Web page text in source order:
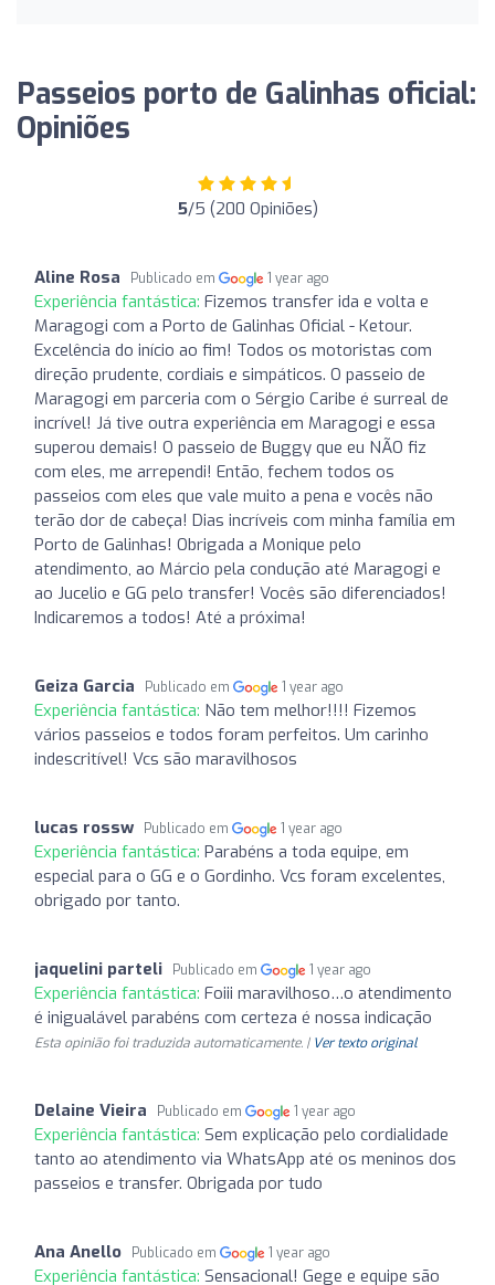
Passeios porto de Galinhas oficial:
Opiniões
5/5 (200 Opiniões)
Aline Rosa Publicado em 1 year ago
Experiência fantástica: Fizemos transfer ida e volta e
Maragogi com a Porto de Galinhas Oficial - Ketour.
Excelência do início ao fim! Todos os motoristas com
direção prudente, cordiais e simpáticos. O passeio de
Maragogi em parceria com o Sérgio Caribe é surreal de
incrível! Já tive outra experiência em Maragogi e essa
superou demais! O passeio de Buggy que eu NÃO fiz
com eles, me arrependi! Então, fechem todos os
passeios com eles que vale muito a pena e vocês não
terão dor de cabeça! Dias incríveis com minha família em
Porto de Galinhas! Obrigada a Monique pelo
atendimento, ao Márcio pela condução até Maragogi e
ao Jucelio e GG pelo transfer! Vocês são diferenciados!
Indicaremos a todos! Até a próxima!
Geiza Garcia Publicado em 1 year ago
Experiência fantástica: Não tem melhor!!!! Fizemos
vários passeios e todos foram perfeitos. Um carinho
indescritível! Vcs são maravilhosos
lucas rossw Publicado em 1 year ago
Experiência fantástica: Parabéns a toda equipe, em
especial para o GG e o Gordinho. Vcs foram excelentes,
obrigado por tanto.
jaquelini parteli Publicado em 1 year ago
Experiência fantástica: Foiii maravilhoso…o atendimento
é inigualável parabéns com certeza é nossa indicação
Esta opinião foi traduzida automaticamente. | Ver texto original
Delaine Vieira Publicado em 1 year ago
Experiência fantástica: Sem explicação pelo cordialidade
tanto ao atendimento via WhatsApp até os meninos dos
passeios e transfer. Obrigada por tudo
Ana Anello Publicado em 1 year ago
Experiência fantástica: Sensacional! Gege e equipe são